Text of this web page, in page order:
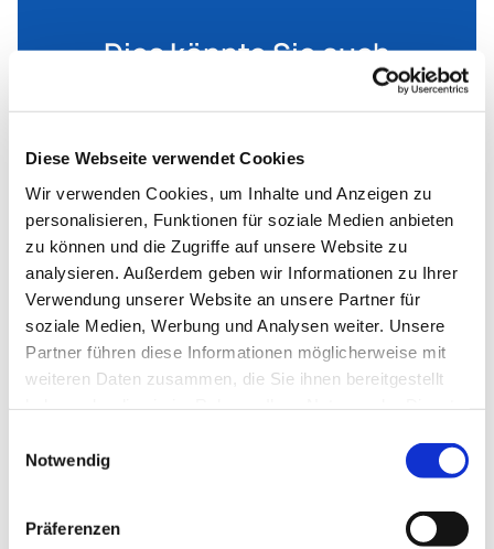
Diese Webseite verwendet Cookies
Wir verwenden Cookies, um Inhalte und Anzeigen zu
personalisieren, Funktionen für soziale Medien anbieten
zu können und die Zugriffe auf unsere Website zu
analysieren. Außerdem geben wir Informationen zu Ihrer
Verwendung unserer Website an unsere Partner für
soziale Medien, Werbung und Analysen weiter. Unsere
Partner führen diese Informationen möglicherweise mit
weiteren Daten zusammen, die Sie ihnen bereitgestellt
Notwendig
Präferenzen
Dies könnte Sie auch